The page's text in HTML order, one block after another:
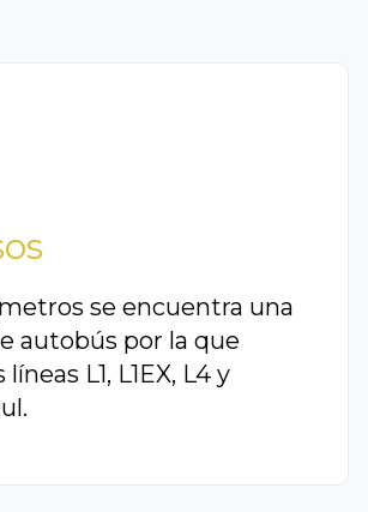
se encuentra una
autobús por la que
líneas L1, L1EX, L4 y